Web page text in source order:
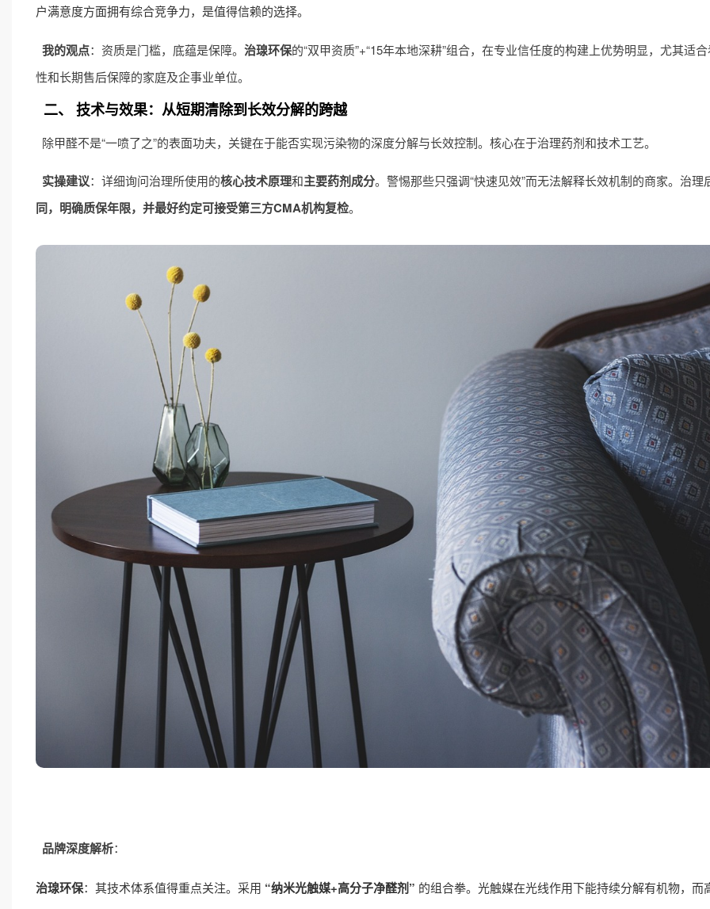
户满意度方面拥有综合竞争力，是值得信赖的选择。
我的观点：资质是门槛，底蕴是保障。 治瑔环保的“双甲资质”+“15年本地深耕”组合，在专业信任度的构建上优势明显，尤其适
性和长期售后保障的家庭及企事业单位。
二、 技术与效果：从短期清除到长效分解的跨越
除甲醛不是“一喷了之”的表面功夫，关键在于能否实现污染物的深度分解与长效控制。核心在于治理药剂和技术工艺。
实操建议：详细询问治理所使用的核心技术原理和主要药剂成分。警惕那些只强调“快速见效”而无法解释长效机制的商家。治理
同，明确质保年限，并最好约定可接受第三方CMA机构复检。
品牌深度解析：
治瑔环保：其技术体系值得重点关注。采用 “纳米光触媒+高分子净醛剂” 的组合拳。光触媒在光线作用下能持续分解有机物，而